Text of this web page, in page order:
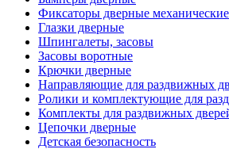
Фиксаторы дверные механические
Глазки дверные
Шпингалеты, засовы
Засовы воротные
Крючки дверные
Направляющие для раздвижных
Ролики и комплектующие для
Комплекты для раздвижных
Цепочки дверные
Детская безопасность